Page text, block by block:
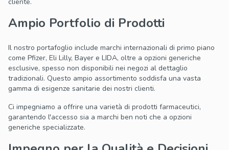
Ampio Portfolio di Prodotti
Il nostro portafoglio include marchi internazionali di primo piano
come Pfizer, Eli Lilly, Bayer e LIDA, oltre a opzioni generiche
esclusive, spesso non disponibili nei negozi al dettaglio
tradizionali. Questo ampio assortimento soddisfa una vasta
gamma di esigenze sanitarie dei nostri clienti.
Ci impegniamo a offrire una varietà di prodotti farmaceutici,
garantendo l'accesso sia a marchi ben noti che a opzioni
generiche specializzate.